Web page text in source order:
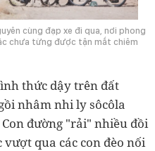
cùng đạp xe đi qua, nơi phong
chưa từng được tận mắt chiêm
thức dậy trên đất
nhâm nhi ly sôcôla
đường "rải" nhiều đồi
qua các con đèo nối